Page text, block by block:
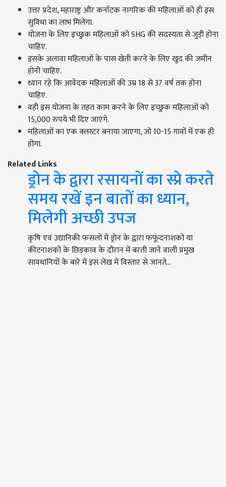
उत्तर प्रदेश, महाराष्ट्र और कर्नाटक नागरिक की महिलाओं को ही इस
सुविधा का लाभ मिलेगा.
योजना के लिए इच्छुक महिलाओं को SHG की सदस्यता से जुड़ी होना
चाहिए.
इसके अलावा महिलाओं के पास खेती करने के लिए खुद की जमीन
होनी चाहिए.
ध्यान रहे कि आवेदक महिलाओं की उम्र 18 से 37 वर्ष तक होना
चाहिए.
वही इस योजना के तहत काम करने के लिए इच्छुक महिलाओं को
15,000 रुपये भी दिए जाएंगे.
महिलाओं का एक क्लस्टर बनाया जाएगा, जो 10-15 गावों में एक ही
होगा.
Related Links
ड्रोन के द्वारा रसायनों का स्प्रे करते
समय रखें इन बातों का ध्यान,
मिलेगी अच्छी उपज
कृषि एवं उद्यानिकी फसलों में ड्रोन के द्वारा फफूंदनाशकों या
कीटनाशकों के छिड़काव के दौरान में बरती जाने वाली प्रमुख
सावधानियों के बारे में इस लेख में विस्तार से जानते…